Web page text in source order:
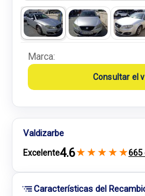
Características del
Marca:
Consultar el
Valdizarbe
Excelente4.6★ ★ ★ ★ ★665